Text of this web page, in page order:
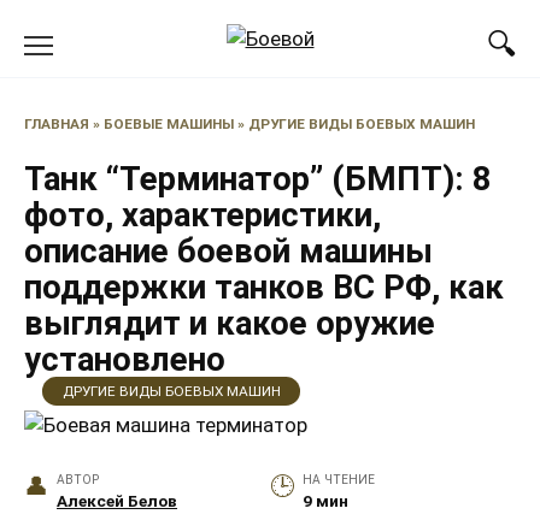
ГЛАВНАЯ » БОЕВЫЕ МАШИНЫ » ДРУГИЕ ВИДЫ БОЕВЫХ МАШИН
Танк “Терминатор” (БМПТ): 8
фото, характеристики,
описание боевой машины
поддержки танков ВС РФ, как
выглядит и какое оружие
установлено
ДРУГИЕ ВИДЫ БОЕВЫХ МАШИН
АВТОР
Алексей Белов
НА ЧТЕНИЕ
9 мин